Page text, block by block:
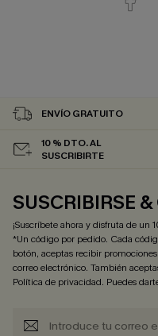
ENVÍO GRATUITO
10 % DTO. AL
SUSCRIBIRTE
SUSCRIBIRSE
¡Suscríbete ahora y disfruta de un
*Un código por pedido. Cada
botón, aceptas recibir
correo electrónico. También
Política de privacidad. Puedes